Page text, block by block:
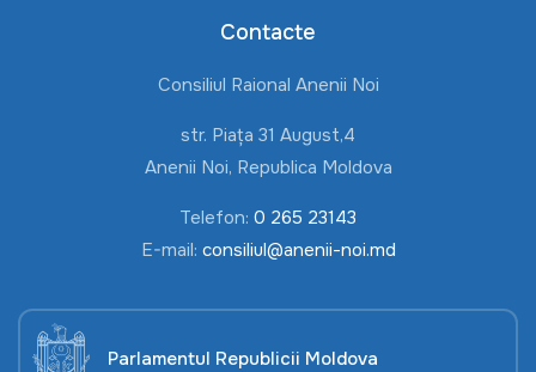
Contacte
Consiliul Raional Anenii Noi
str. Piața 31 August,4
Anenii Noi, Republica Moldova
Telefon: 0 265 23143
E-mail: consiliul@anenii-noi.md
Parlamentul Republicii Moldova